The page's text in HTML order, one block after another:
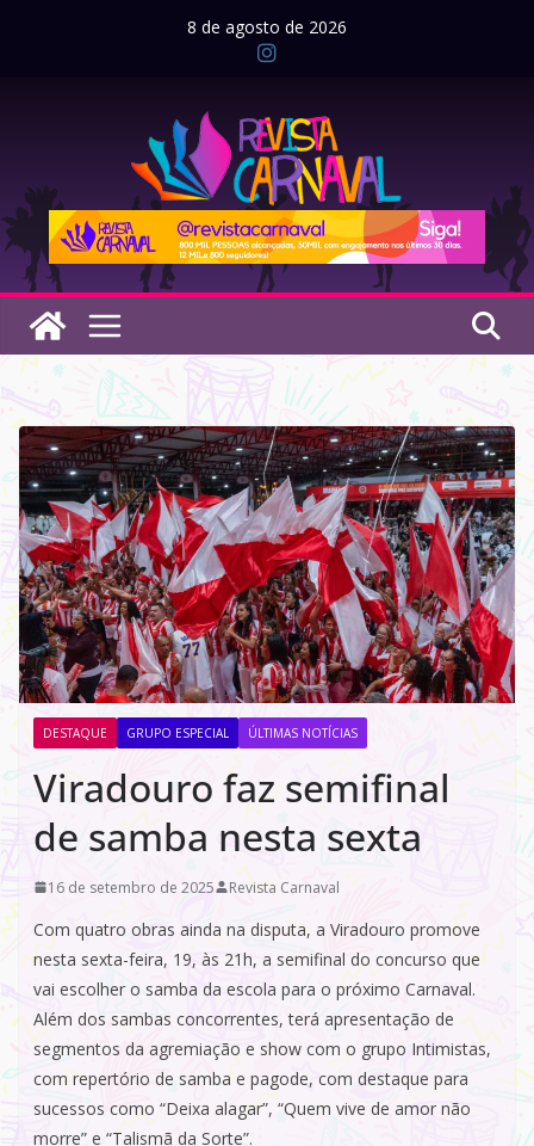
8 de agosto de 2026
DESTAQUE GRUPO ESPECIAL ÚLTIMAS NOTÍCIAS
Viradouro faz semifinal
de samba nesta sexta
16 de setembro de 2025 Revista Carnaval
Com quatro obras ainda na disputa, a Viradouro promove
nesta sexta-feira, 19, às 21h, a semifinal do concurso que
vai escolher o samba da escola para o próximo Carnaval.
Além dos sambas concorrentes, terá apresentação de
segmentos da agremiação e show com o grupo Intimistas,
com repertório de samba e pagode, com destaque para
sucessos como “Deixa alagar”, “Quem vive de amor não
morre” e “Talismã da Sorte”.